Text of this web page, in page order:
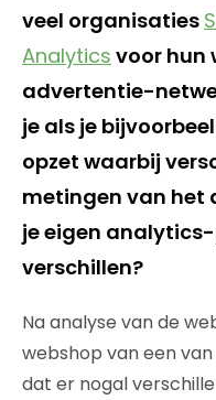
veel organisaties
Analytics voor hun
advertentie-
je als je
opzet waarbij
metingen van het
je eigen
verschillen?
Na analyse van de
webshop van een
dat er nogal